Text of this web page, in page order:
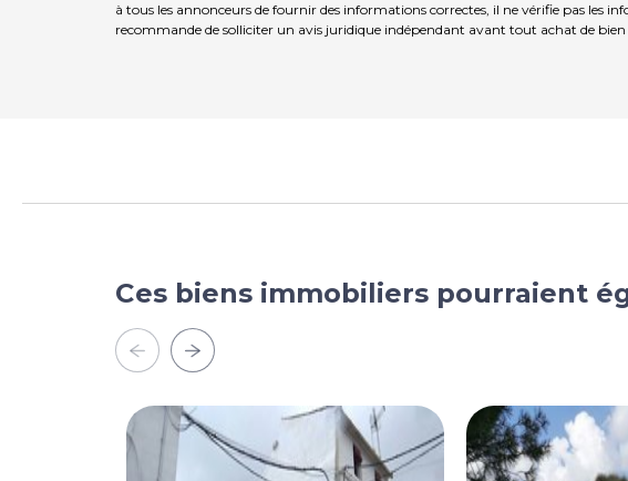
à tous les annonceurs de fournir des informations correctes, il ne vérifie pas les
recommande de solliciter un avis juridique indépendant avant tout achat de
Ces biens immobiliers pourraient